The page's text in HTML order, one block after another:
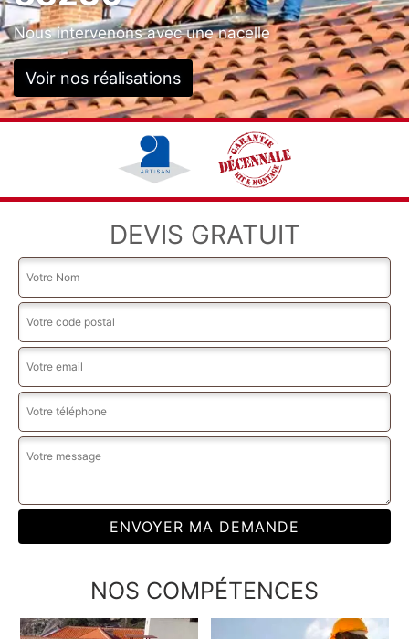
Nous intervenons avec une nacelle
Voir nos réalisations
DEVIS GRATUIT
NOS COMPÉTENCES